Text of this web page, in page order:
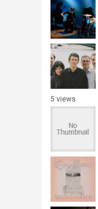
5 views